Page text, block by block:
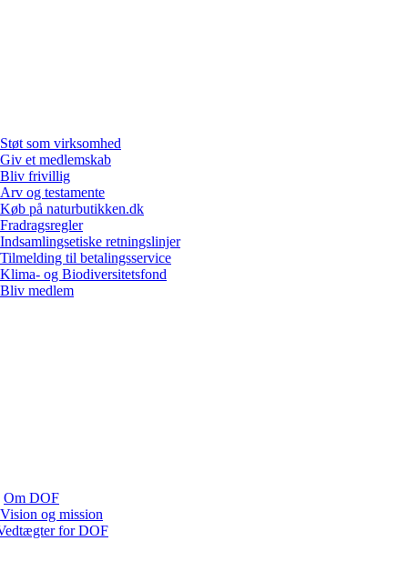
Støt som virksomhed
Giv et medlemskab
Bliv frivillig
Arv og testamente
Køb på naturbutikken.dk
Fradragsregler
Indsamlingsetiske retningslinjer
Tilmelding til betalingsservice
Klima- og Biodiversitetsfond
Bliv medlem
Om DOF
Vision og mission
for DOF